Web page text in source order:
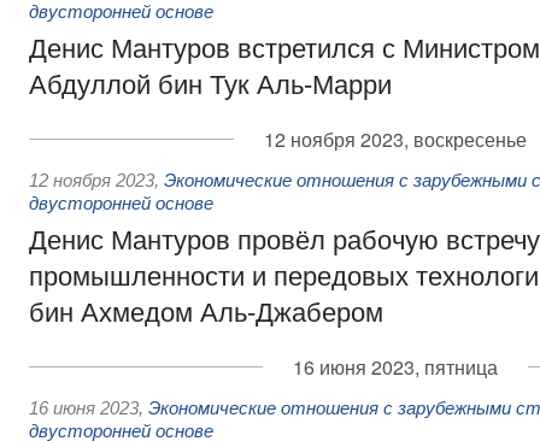
двусторонней основе
Денис Мантуров встретился с
Абдуллой бин Тук Аль-Марри
12 ноября 2023, воскресенье
12 ноября 2023, Экономические отношения с зарубежными
двусторонней основе
Денис Мантуров провёл рабочую
промышленности и передовых
бин Ахмедом Аль-Джабером
16 июня 2023, пятница
16 июня 2023, Экономические отношения с зарубежными
двусторонней основе